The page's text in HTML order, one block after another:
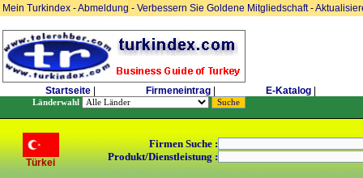
Mein Turkindex -Abmeldung- Verbessern Sie Goldene Mitgliedschaft-
Startseite Firmeneintrag E-Katalog
Länderwahl
Türkei
Firmen Suche :
Produkt/Dienstleistung :